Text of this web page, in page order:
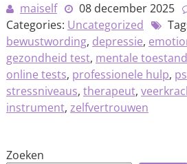
maiself
08 december 2025
Categories: Uncategorized
bewustwording, depressie,
gezondheid test, mentale toestand
online tests, professionele hulp,
stressniveaus, therapeut,
instrument, zelfvertrouwen
Zoeken